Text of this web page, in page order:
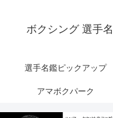
ボクシング 選手
選手名鑑ピックアップ
アマボクパーク